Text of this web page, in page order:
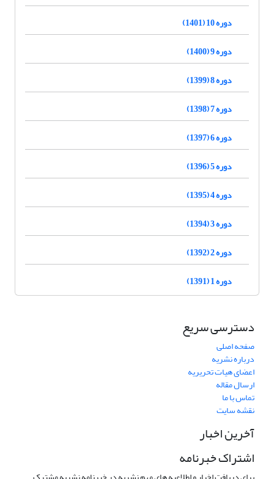
دوره 10 (1401)
دوره 9 (1400)
دوره 8 (1399)
دوره 7 (1398)
دوره 6 (1397)
دوره 5 (1396)
دوره 4 (1395)
دوره 3 (1394)
دوره 2 (1392)
دوره 1 (1391)
دسترسی سریع
صفحه اصلی
درباره نشریه
اعضای هیات تحریریه
ارسال مقاله
تماس با ما
نقشه سایت
آخرین اخبار
اشتراک خبرنامه